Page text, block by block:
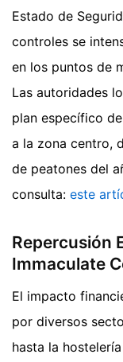
Estado de
controles se
en los puntos de
Las autoridades
plan específico
a la zona centro,
de peatones del
consulta: este
Repercusión
Immaculate
El impacto
por diversos
hasta la